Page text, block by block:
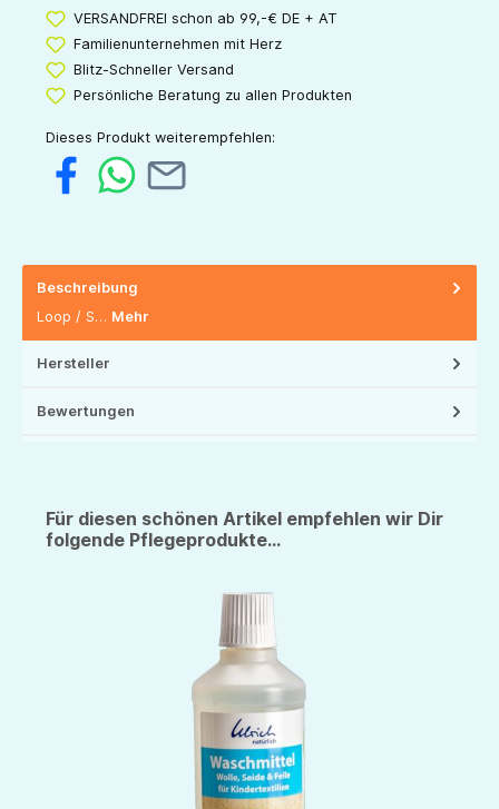
VERSANDFREI schon ab 99,-€ DE + AT
Familienunternehmen mit Herz
Blitz-Schneller Versand
Persönliche Beratung zu allen Produkten
Dieses Produkt weiterempfehlen:
Beschreibung
Loop / S… Mehr
Hersteller
Bewertungen
Für diesen schönen Artikel empfehlen wir Dir
folgende Pflegeprodukte...